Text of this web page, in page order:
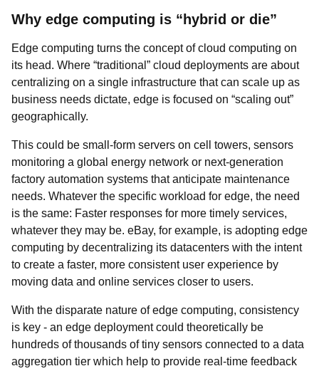
Why edge computing is “hybrid or die”
Edge computing turns the concept of cloud computing on
its head. Where “traditional” cloud deployments are about
centralizing on a single infrastructure that can scale up as
business needs dictate, edge is focused on “scaling out”
geographically.
This could be small-form servers on cell towers, sensors
monitoring a global energy network or next-generation
factory automation systems that anticipate maintenance
needs. Whatever the specific workload for edge, the need
is the same: Faster responses for more timely services,
whatever they may be. eBay, for example, is adopting edge
computing by decentralizing its datacenters with the intent
to create a faster, more consistent user experience by
moving data and online services closer to users.
With the disparate nature of edge computing, consistency
is key - an edge deployment could theoretically be
hundreds of thousands of tiny sensors connected to a data
aggregation tier which help to provide real-time feedback